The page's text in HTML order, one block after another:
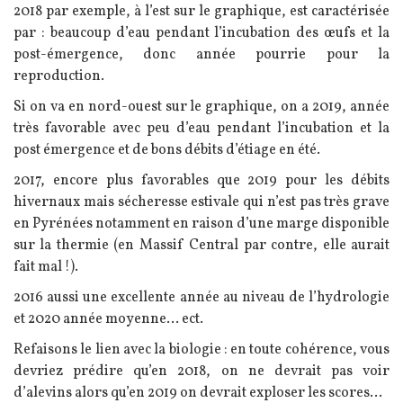
2018 par exemple, à l’est sur le graphique, est caractérisée
par : beaucoup d’eau pendant l’incubation des œufs et la
post-émergence, donc année pourrie pour la
reproduction.
Si on va en nord-ouest sur le graphique, on a 2019, année
très favorable avec peu d’eau pendant l’incubation et la
post émergence et de bons débits d’étiage en été.
2017, encore plus favorables que 2019 pour les débits
hivernaux mais sécheresse estivale qui n’est pas très grave
en Pyrénées notamment en raison d’une marge disponible
sur la thermie (en Massif Central par contre, elle aurait
fait mal !).
2016 aussi une excellente année au niveau de l’hydrologie
et 2020 année moyenne… ect.
Refaisons le lien avec la biologie : en toute cohérence, vous
devriez prédire qu’en 2018, on ne devrait pas voir
d’alevins alors qu’en 2019 on devrait exploser les scores…